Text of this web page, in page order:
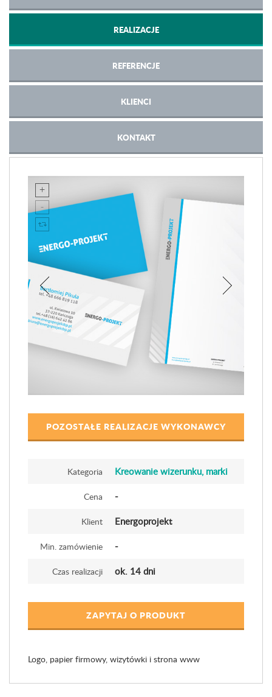
REALIZACJE
REFERENCJE
KLIENCI
KONTAKT
POZOSTAŁE REALIZACJE WYKONAWCY
Kategoria Kreowanie wizerunku, marki
Cena -
Klient Energoprojekt
Min. zamówienie -
Czas realizacji ok. 14 dni
ZAPYTAJ O PRODUKT
Logo, papier firmowy, wizytówki i strona www